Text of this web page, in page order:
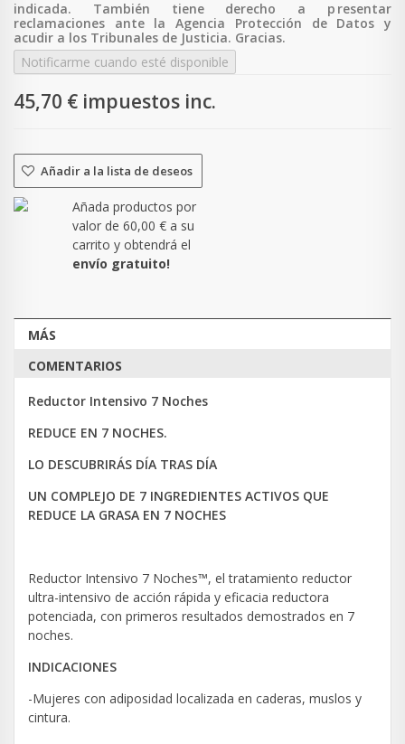
indicada. También tiene derecho a p resentar
reclamaciones ante la Agencia Protección de Datos y
acudir a los Tribunales de Justicia. Gracias.
Notificarme cuando esté disponible
45,70 € impuestos inc.
Añadir a la lista de deseos
Añada productos por
valor de 60,00 € a su
carrito y obtendrá el
envío gratuito!
MÁS
COMENTARIOS
Reductor Intensivo 7 Noches
REDUCE EN 7 NOCHES.
LO DESCUBRIRÁS DÍA TRAS DÍA
UN COMPLEJO DE 7 INGREDIENTES ACTIVOS QUE
REDUCE LA GRASA EN 7 NOCHES
Reductor Intensivo 7 Noches™, el tratamiento reductor
ultra-intensivo de acción rápida y eficacia reductora
potenciada, con primeros resultados demostrados en 7
noches.
INDICACIONES
-Mujeres con adiposidad localizada en caderas, muslos y
cintura.